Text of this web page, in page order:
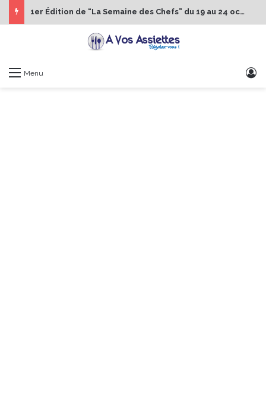
1er Édition de “La Semaine des Chefs” du 19 au 24 octobre 2026
Menu